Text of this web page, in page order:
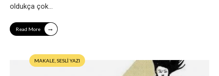
oldukça çok...
Read More →
MAKALE SESLİ YAZI